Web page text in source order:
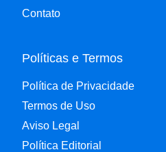
Contato
Políticas e Termos
Política de Privacidade
Termos de Uso
Aviso Legal
Política Editorial